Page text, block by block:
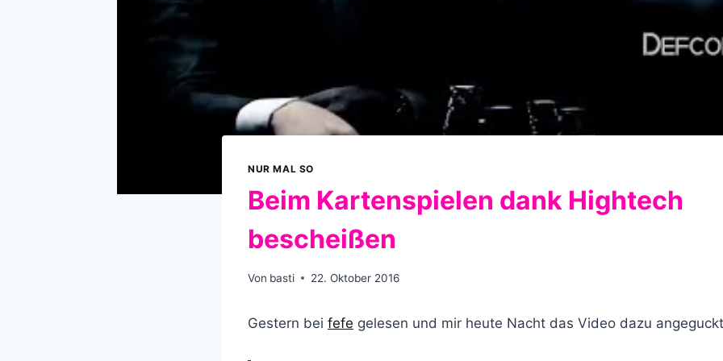
NUR MAL SO
Beim Kartenspielen dank Hightech
bescheißen
Von basti 22. Oktober 2016
Gestern bei fefe gelesen und mir heute Nacht das Video dazu